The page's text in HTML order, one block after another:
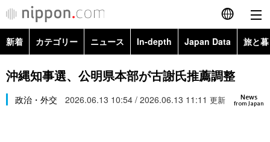
English
简体字
繁體字
新着 カテゴリー ニュース In-depth Japan Data 旅と
政治・外交
経済・ビジネス
Topics
Images
沖縄知事選、公明県本部が古謝氏推薦調整
News
from Japan
政治・外交 2026.06.13 10:54 / 2026.06.13 11:11 更新